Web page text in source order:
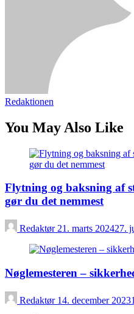
Redaktionen
You May Also Like
Flytning og baksning af
gør du det nemmest
Redaktør 21. marts 202427.
Nøglemesteren –
Redaktør 14. december 2023